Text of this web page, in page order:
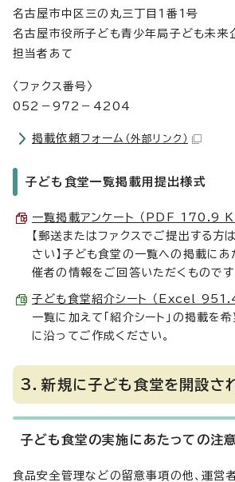
名古屋市中区三の丸三丁目1番1号
名古屋市役所子ども青少年局子ども未来
担当者あて
〈ファクス番号〉
052－972－4204
掲載依頼フォーム （外部リンク）
子ども食堂一覧掲載用提出様式
一覧掲載アンケート （PDF 170.9
【郵送またはファクスでご提出する方
さい】子ども食堂の一覧への掲載にあ
催者の情報をご回答いただくものです
子ども食堂紹介シート （Excel
一覧に加えて「紹介シート」の掲載を
に沿ってご作成ください。
3．新規に子ども食堂を開設さ
子ども食堂の実施にあたっての注
食品安全管理などの留意事項の他、運営